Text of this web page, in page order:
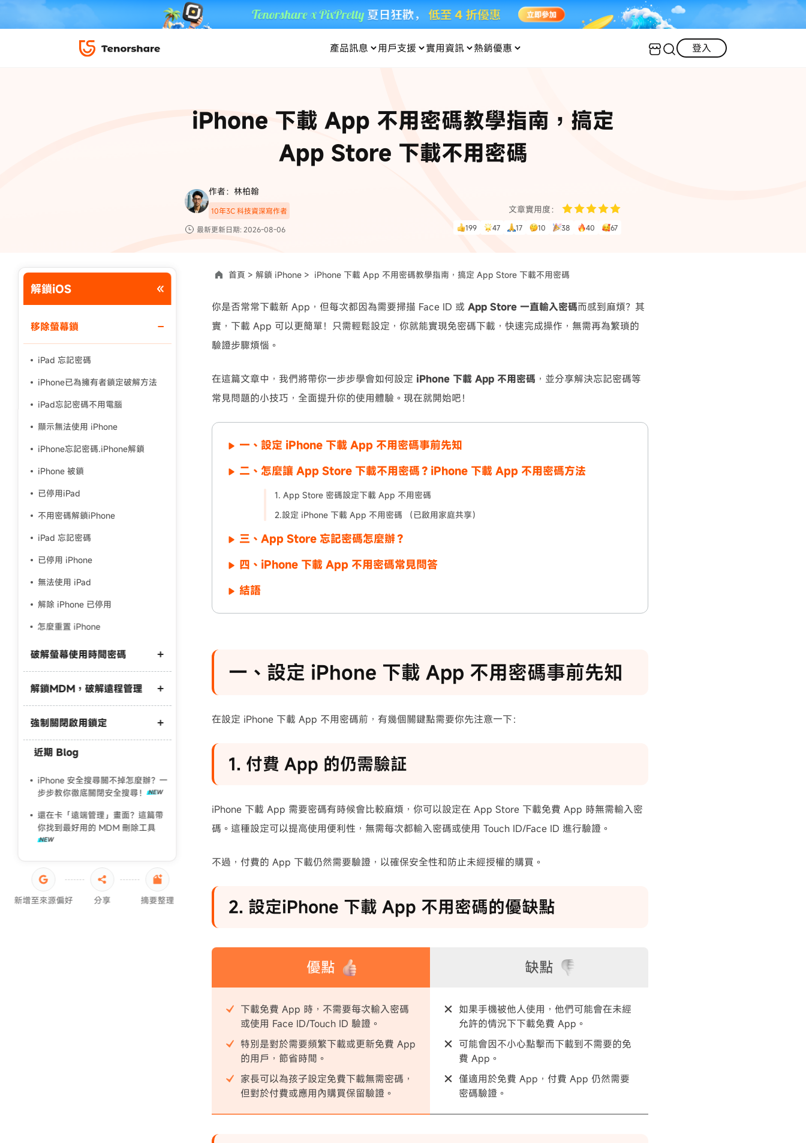
產品訊息
4DDiG Win 資料救援
4DDiG Mac 資料救援
新版本
UltData LINE 數據恢復
UltData WhatsApp 數據恢復
·三星手機螢幕黑屏
用戶支援 實用資訊
·iPhone 照片備份到外接硬碟
·iPhone 永久刪除的照片如何
·Pokemo GO Plus 無法配對
·大家報寶貝
·寶可夢自動抓寶
為您提供最豐富的教學影片
人像修圖 AI 資訊
資料救援
為您提供最實用的數位教學
熱銷優惠
暢遊全球！
限時 5 折優惠，立即入手！
複製折扣碼
前往搶購
登入
iPhone 下載 App 不用密碼教學指南，搞定
App Store 下載不用密碼
作者：林柏翰
10年3C 科技資深寫作者
最新更新日期: 2026-08-06
文章實用度：
199 47 17 10 38 40 67
解鎖iOS
移除螢幕鎖
iPad 忘記密碼
iPhone已為擁有者鎖定破解方法
iPad忘記密碼不用電腦
顯示無法使用 iPhone
iPhone忘記密碼.iPhone解鎖
iPhone 被鎖
已停用iPad
不用密碼解鎖iPhone
iPad 忘記密碼
已停用 iPhone
無法使用 iPad
解除 iPhone 已停用
怎麼重置 iPhone
破解螢幕使用時間密碼
破解螢幕使用時間密碼
iPhone 螢幕使用時間破解
解鎖MDM，破解遠程管理
MDM 解鎖
MDM 解除免費工具
iPad 解除學校監管
強制關閉啟用鎖定
iPhone遺失模式破解
尋找我的iPhone破解
iPad啟用鎖定破解
iPhone啟用鎖定破解
近期 Blog
iPhone 安全搜尋關不掉怎麼辦？一
步步教你徹底關閉安全搜尋！
還在卡「遠端管理」畫面？這篇帶
你找到最好用的 MDM 刪除工具
新增至來源偏好 分享 摘要整理
首頁 > 解鎖 iPhone > iPhone 下載 App 不用密碼教學指南，搞定 App Store 下載不用密碼
你是否常常下載新 App，但每次都因為需要掃描 Face ID 或 App Store 一直輸入密碼而感到麻煩？其
實，下載 App 可以更簡單！只需輕鬆設定，你就能實現免密碼下載，快速完成操作，無需再為繁瑣的
驗證步驟煩惱。
在這篇文章中，我們將帶你一步步學會如何設定 iPhone 下載 App 不用密碼 ，並分享解決忘記密碼等
常見問題的小技巧，全面提升你的使用體驗。現在就開始吧！
一、設定 iPhone 下載 App 不用密碼事前先知
二、怎麼讓 App Store 下載不用密碼？iPhone 下載 App 不用密碼方法
1. App Store 密碼設定下載 App 不用密碼
2.設定 iPhone 下載 App 不用密碼 （已啟用家庭共享）
三、App Store 忘記密碼怎麼辦？
四、iPhone 下載 App 不用密碼常見問答
結語
一、設定 iPhone 下載 App 不用密碼事前先知
在設定 iPhone 下載 App 不用密碼前，有幾個關鍵點需要你先注意一下：
1. 付費 App 的仍需驗証
iPhone 下載 App 需要密碼有時候會比較麻煩，你可以設定在 App Store 下載免費 App 時無需輸入密
碼。這種設定可以提高使用便利性，無需每次都輸入密碼或使用 Touch ID/Face ID 進行驗證。
不過，付費的 App 下載仍然需要驗證，以確保安全性和防止未經授權的購買。
2. 設定iPhone 下載 App 不用密碼的優缺點
優點
下載免費 App 時，不需要每次輸入密碼
或使用 Face ID/Touch ID 驗證。
特別是對於需要頻繁下載或更新免費 App
的用戶，節省時間。
家長可以為孩子設定免費下載無需密碼，
但對於付費或應用內購買保留驗證。
缺點
如果手機被他人使用，他們可能會在未經
允許的情況下下載免費 App。
可能會因不小心點擊而下載到不需要的免
費 App。
僅適用於免費 App，付費 App 仍然需要
密碼驗證。